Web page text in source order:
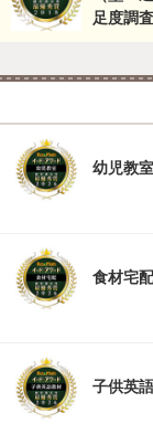
足度調査
幼児教
食材宅
子供英